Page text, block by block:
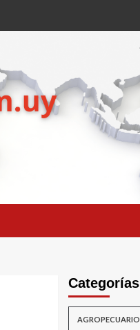
Categorías
AGROPECUARIO